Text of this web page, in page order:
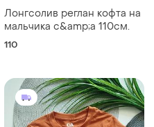
Лонгсолив реглан кофта на
мальчика c&amp;a 110см.
110